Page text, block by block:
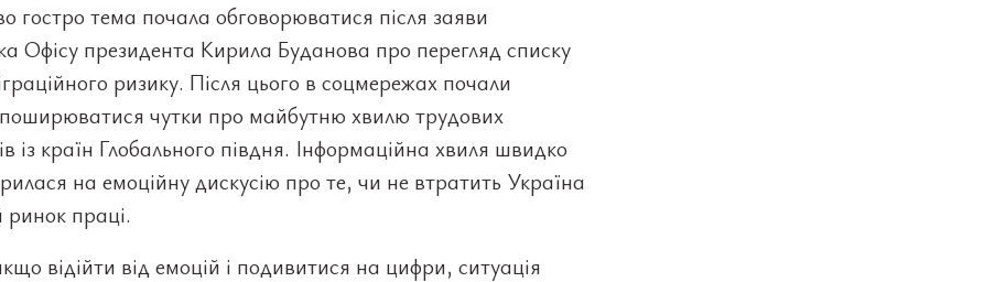
гостро тема почала обговорюватися після заяви
Офісу президента Кирила Буданова про перегляд списку
ризику. Після цього в соцмережах почали
чутки про майбутню хвилю трудових
із країн Глобального півдня. Інформаційна хвиля швидко
на емоційну дискусію про те, чи не втратить Україна
ринок праці.
відійти від емоцій і подивитися на цифри, ситуація